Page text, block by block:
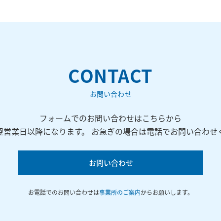
CONTACT
お問い合わせ
フォームでのお問い合わせはこちらから
業日以降になります。 お急ぎの場合は電話でお問い合わせ
お問い合わせ
お電話でのお問い合わせは事業所のご案内からお願いします。